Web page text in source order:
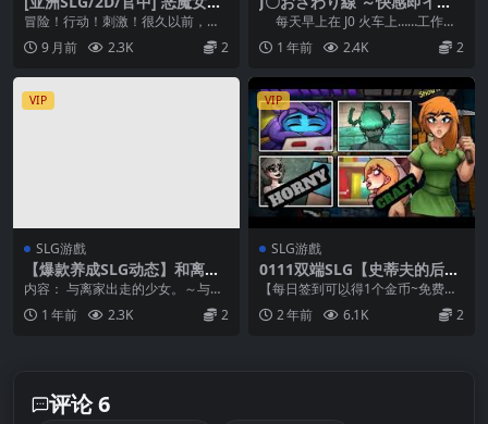
的诱惑 Seduction of the De
mon Queen [v0.3.5.3]
冒险！行动！刺激！很久以前，就
连魔后也对这些词耳熟能详。几个
世纪过去了，杀戮英雄...
9 月前 2.3K 2
調教電車～
每天早上在 J0 火车上……工作工
作工作...
1 年前 2.4K 2
VIP
SLG游戲
【爆款养成SLG动态】和离家
出走的女孩一起。～和心情低
落的游戏玩家JK一起生活～AI
翻译DL生肉骑兵版 家出少女
内容： 与离家出走的少女。～与沉
闷的JK一起，享受甜蜜的同居生活
～【Bousab...
1 年前 2.3K 2
VIP
SLG游戲
0111双端SLG【史蒂夫的后
宫】我的世界H版：我的湿界
Horny Craft Ver0.24【中文
汉化】
【每日签到可以得1个金币~免费兑
换1个游戏】 ①把后缀名为.zipP改
为zip和...
2 年前 6.1K 2
评论 6